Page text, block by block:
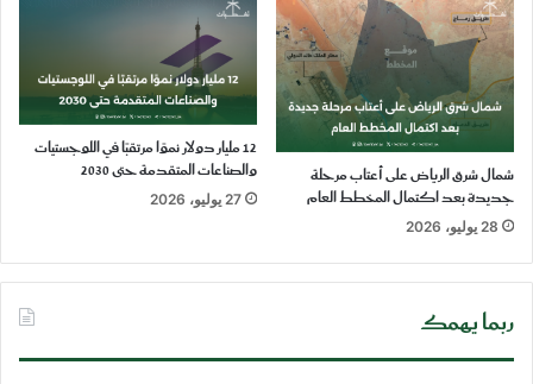
شمال شرق الرياض على أعتاب مرحلة
جديدة بعد اكتمال المخطط العام
28 يوليو، 2026
12 مليار دولار نموًا مرتقبًا في اللوجستيات
والصناعات المتقدمة حتى 2030
27 يوليو، 2026
ربما يهمك